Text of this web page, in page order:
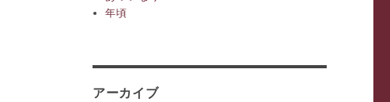
年頃
アーカイブ